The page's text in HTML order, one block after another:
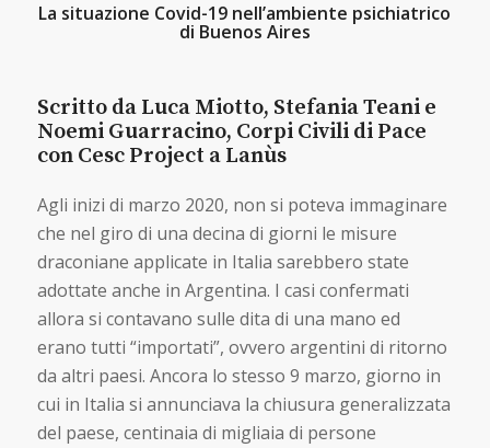
La situazione Covid-19 nell’ambiente psichiatrico
di Buenos Aires
Scritto da Luca Miotto, Stefania Teani e
Noemi Guarracino, Corpi Civili di Pace
con Cesc Project a Lanùs
Agli inizi di marzo 2020, non si poteva immaginare
che nel giro di una decina di giorni le misure
draconiane applicate in Italia sarebbero state
adottate anche in Argentina. I casi confermati
allora si contavano sulle dita di una mano ed
erano tutti “importati”, ovvero argentini di ritorno
da altri paesi. Ancora lo stesso 9 marzo, giorno in
cui in Italia si annunciava la chiusura generalizzata
del paese, centinaia di migliaia di persone